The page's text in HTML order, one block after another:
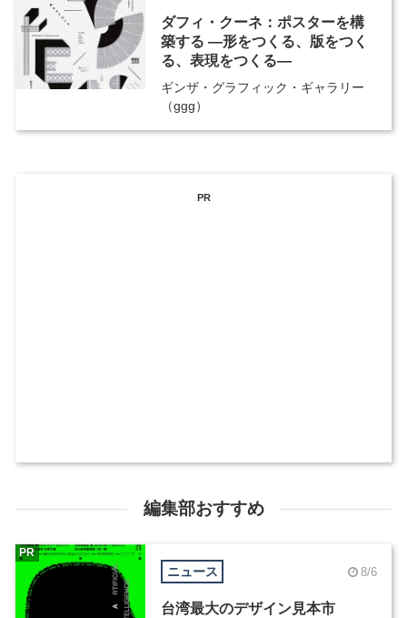
ダフィ・クーネ：ポスターを構
築する ―形をつくる、版をつく
る、表現をつくる―
ギンザ・グラフィック・ギャラリー
（ggg）
PR
編集部おすすめ
ニュース 8/6
台湾最大のデザイン見本市
PR